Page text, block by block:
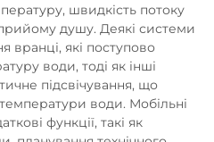
швидкість потоку
душу. Деякі системи
які поступово
води, тоді як інші
підсвічування, що
води. Мобільні
функції, такі як